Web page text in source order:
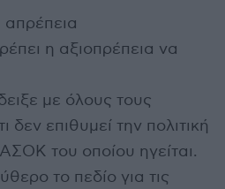
η αξιοπρέπεια να
με όλους τους
δεν επιθυμεί την πολιτική
του οποίου ηγείται.
το πεδίο για τις